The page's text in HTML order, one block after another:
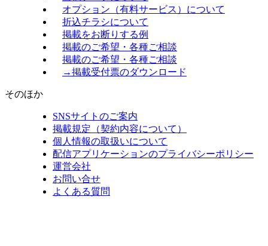
オプション（有料サービス）について
折込チラシについて
掲載をお断りする例
掲載のご希望・各種ご相談
掲載のご希望・各種ご相談
→掲載受付票のダウンロード
そのほか
SNSサイトのご案内
掲載規定（契約内容について）
個人情報の取扱いについて
配信アプリケーションのプライバシーポリシー
運営会社
お問い合せ
よくある質問